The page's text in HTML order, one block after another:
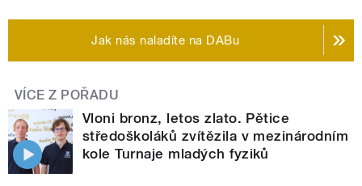
Jak nás naladíte na DABu
VÍCE Z POŘADU
Vloni bronz, letos zlato. Pětice
středoškoláků zvítězila v mezinárodním
kole Turnaje mladých fyziků